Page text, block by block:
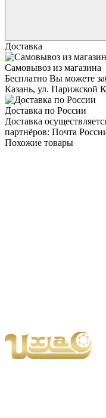
Доставка
Самовывоз из магазина
Бесплатно Вы можете
Казань, ул. Парижской
Доставка по России
Доставка
партнёров: Почта
Похожие товары